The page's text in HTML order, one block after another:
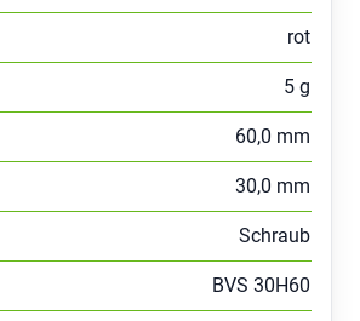
rot
5 g
60,0 mm
30,0 mm
Schraub
BVS 30H60